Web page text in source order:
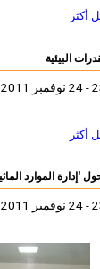
أكثر
البيئية
2011
أكثر
'إدارة الموارد
2011